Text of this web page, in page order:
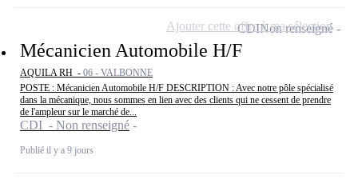
Mécanicien Automobile H/F
AQUILA RH - 06 - VALBONNE
POSTE : Mécanicien Automobile H/F DESCRIPTION : Avec notre pôle spécialisé
dans la mécanique, nous sommes en lien avec des clients qui ne cessent de prendre
de l'ampleur sur le marché de...
CDI - Non renseigné
Publié il y a 9 jours
CDINon renseigné
Ajouter cette offre à ma sélection